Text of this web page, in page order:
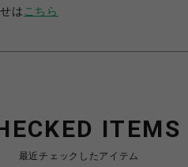
は こちら
ITEMS
最近チェックしたアイテム